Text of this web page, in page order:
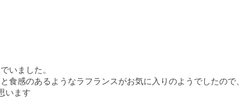
いました。
食感のあるようなラフランスがお気に入りのようでしたので、
います